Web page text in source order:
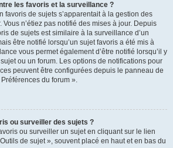
les favoris et la surveillance ?
favoris de sujets s’apparentait à la gestion des
n’étiez pas notifié des mises à jour. Depuis
de sujets est similaire à la surveillance d’un
être notifié lorsqu’un sujet favoris a été mis à
vous permet également d’être notifié lorsqu’il y
ou un forum. Les options de notifications pour
peuvent être configurées depuis le panneau de
Préférences du forum ».
ou surveiller des sujets ?
ou surveiller un sujet en cliquant sur le lien
de sujet », souvent placé en haut et en bas du